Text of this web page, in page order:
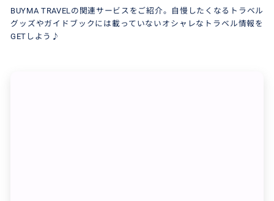
BUYMA TRAVELの関連サービスをご紹介。自慢したくなるトラベル
グッズやガイドブックには載っていないオシャレなトラベル情報を
GETしよう♪